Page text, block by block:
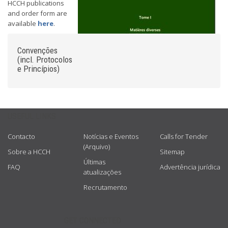
HCCH publications
and order form are
available here.
Convenções
(incl. Protocolos
e Princípios)
Contacto
Sobre a HCCH
FAQ
Notícias e Eventos
(Arquivo)
Últimas
atualizações
Recrutamento
Calls for Tender
Sitemap
Advertência jurídica